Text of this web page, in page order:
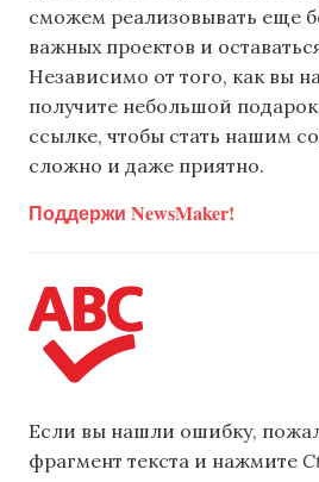
сможем реализовывать еще
важных проектов и
Независимо от того, как вы
получите небольшой
ссылке, чтобы стать нашим
сложно и даже приятно.
Поддержи NewsMaker!
Если вы нашли ошибку,
фрагмент текста и нажмите